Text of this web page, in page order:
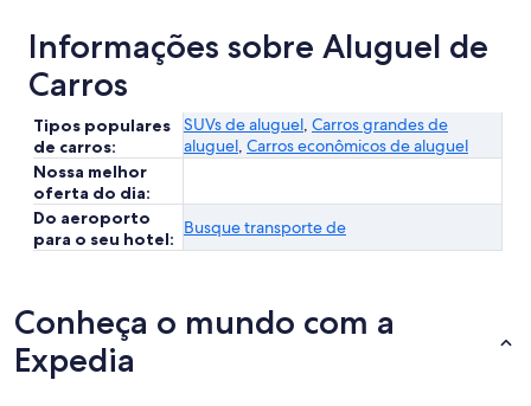
Informações sobre Aluguel de
Carros
Tipos populares
de carros:
SUVs de aluguel, Carros grandes de
aluguel, Carros econômicos de aluguel
Nossa melhor
oferta do dia:
Do aeroporto
para o seu hotel:
Busque transporte de
Conheça o mundo com a
Expedia